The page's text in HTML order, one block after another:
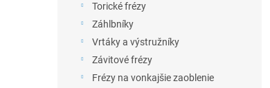
Torické frézy
Záhlbníky
Vrtáky a výstružníky
Závitové frézy
Frézy na vonkajšie zaoblenie